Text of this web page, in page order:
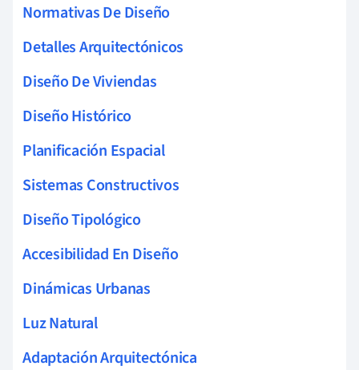
Normativas De Diseño
Detalles Arquitectónicos
Diseño De Viviendas
Diseño Histórico
Planificación Espacial
Sistemas Constructivos
Diseño Tipológico
Accesibilidad En Diseño
Dinámicas Urbanas
Luz Natural
Adaptación Arquitectónica